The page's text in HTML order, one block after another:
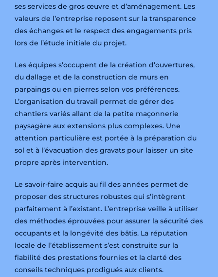
ses services de gros œuvre et d’aménagement. Les
valeurs de l’entreprise reposent sur la transparence
des échanges et le respect des engagements pris
lors de l’étude initiale du projet.
Les équipes s’occupent de la création d’ouvertures,
du dallage et de la construction de murs en
parpaings ou en pierres selon vos préférences.
L’organisation du travail permet de gérer des
chantiers variés allant de la petite maçonnerie
paysagère aux extensions plus complexes. Une
attention particulière est portée à la préparation du
sol et à l’évacuation des gravats pour laisser un site
propre après intervention.
Le savoir-faire acquis au fil des années permet de
proposer des structures robustes qui s’intègrent
parfaitement à l’existant. L’entreprise veille à utiliser
des méthodes éprouvées pour assurer la sécurité des
occupants et la longévité des bâtis. La réputation
locale de l’établissement s’est construite sur la
fiabilité des prestations fournies et la clarté des
conseils techniques prodigués aux clients.